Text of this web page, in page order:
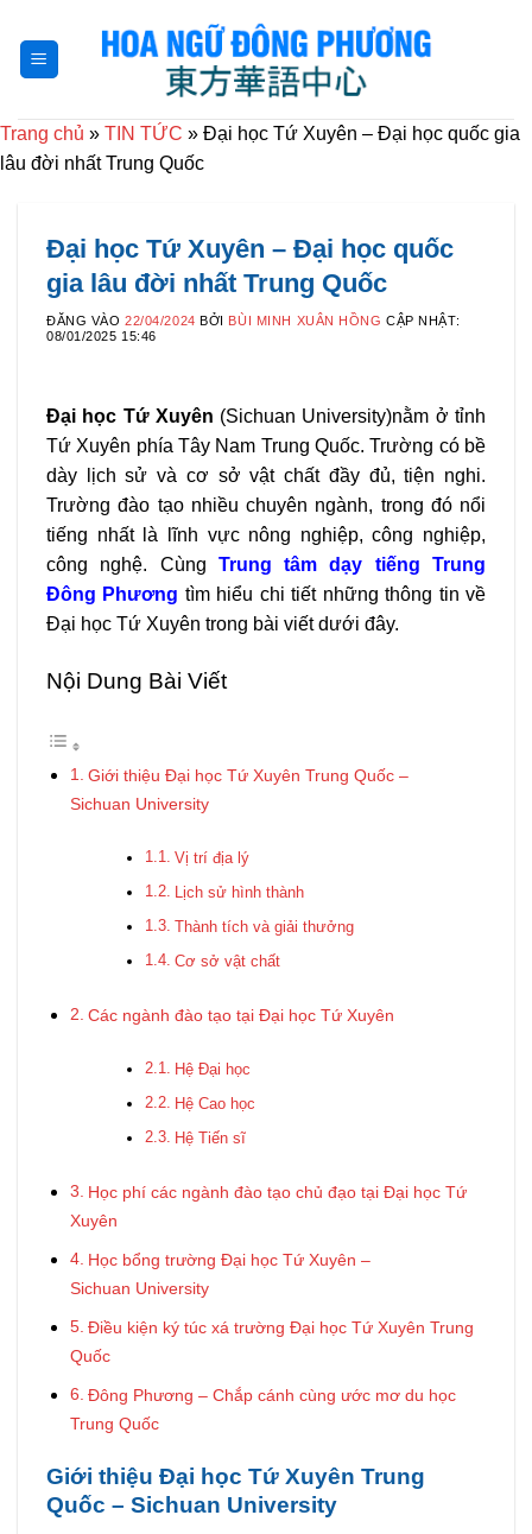
qua
nội
Trang chủ » TIN TỨC » Đại học Tứ Xuyên – Đại học quốc gia
lâu đời nhất Trung Quốc
Đại học Tứ Xuyên – Đại học quốc
gia lâu đời nhất Trung Quốc
ĐĂNG VÀO22/04/2024 BỞI BÙI MINH XUÂN HỒNG CẬP NHẬT:
08/01/2025 15:46
Đại học Tứ Xuyên (Sichuan University)nằm ở tỉnh
Tứ Xuyên phía Tây Nam Trung Quốc. Trường có bề
dày lịch sử và cơ sở vật chất đầy đủ, tiện nghi.
Trường đào tạo nhiều chuyên ngành, trong đó nổi
tiếng nhất là lĩnh vực nông nghiệp, công nghiệp,
công nghệ. Cùng Trung tâm dạy tiếng Trung
Đông Phương tìm hiểu chi tiết những thông tin về
Đại học Tứ Xuyên trong bài viết dưới đây.
Nội Dung Bài Viết
Giới thiệu Đại học Tứ Xuyên Trung Quốc –
Sichuan University
Vị trí địa lý
Lịch sử hình thành
Thành tích và giải thưởng
Cơ sở vật chất
Các ngành đào tạo tại Đại học Tứ Xuyên
Hệ Đại học
Hệ Cao học
Hệ Tiến sĩ
Học phí các ngành đào tạo chủ đạo tại Đại học Tứ
Xuyên
Học bổng trường Đại học Tứ Xuyên –
Sichuan University
Điều kiện ký túc xá trường Đại học Tứ Xuyên Trung
Quốc
Đông Phương – Chắp cánh cùng ước mơ du học
Trung Quốc
Giới thiệu Đại học Tứ Xuyên Trung
Quốc – Sichuan University